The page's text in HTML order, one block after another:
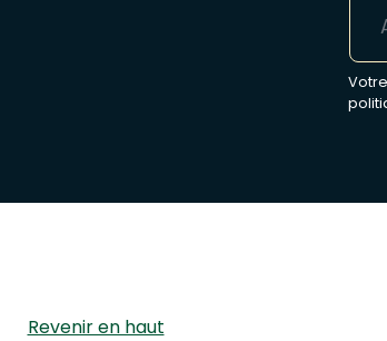
Revenir en haut